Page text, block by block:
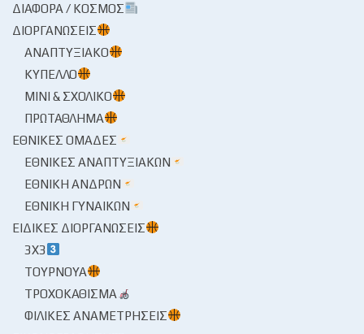
ΔΙΆΦΟΡΑ / ΚΌΣΜΟΣ
ΔΙΟΡΓΑΝΏΣΕΙΣ
ΑΝΑΠΤΥΞΙΑΚΌ
ΚΎΠΕΛΛΟ
ΜΊΝΙ & ΣΧΟΛΙΚΌ
ΠΡΩΤΆΘΛΗΜΑ
ΕΘΝΙΚΈΣ ΟΜΆΔΕΣ
ΕΘΝΙΚΈΣ ΑΝΑΠΤΥΞΙΑΚΏΝ
ΕΘΝΙΚΉ ΑΝΔΡΏΝ
ΕΘΝΙΚΉ ΓΥΝΑΙΚΏΝ
ΕΙΔΙΚΈΣ ΔΙΟΡΓΑΝΏΣΕΙΣ
3X3
ΤΟΥΡΝΟΥΆ
ΤΡΟΧΟΚΆΘΙΣΜΑ
ΦΙΛΙΚΈΣ ΑΝΑΜΕΤΡΉΣΕΙΣ